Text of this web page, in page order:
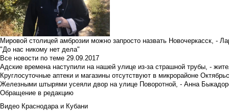
Мировой столицей амброзии можно запросто назвать Новочеркасск, -
"До нас никому нет дела"
Все новости по теме 29.09.2017
Адские времена наступили на нашей улице из-за страшной трубы, -
Круглосуточные аптеки и магазины отсутствуют в микрорайоне
Железными штырями усеяли двор на улице Поворотной, - Анна
Обращение в редакцию
Видео Краснодара и Кубани